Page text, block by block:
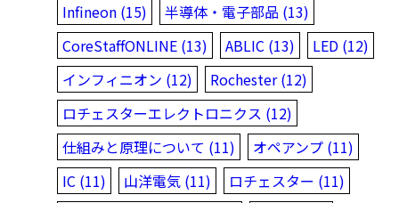
Infineon (15)
半導体・電子部品 (13)
CoreStaffONLINE (13)
ABLIC (13)
LED (12)
インフィニオン (12)
Rochester (12)
ロチェスターエレクトロニクス (12)
仕組みと原理について (11)
オペアンプ (11)
IC (11)
山洋電気 (11)
ロチェスター (11)